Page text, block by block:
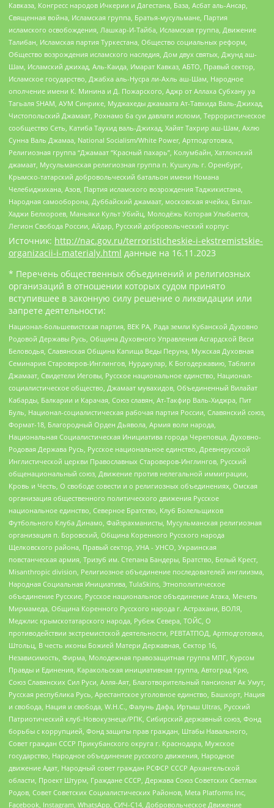
Кавказа, Конгресс народов Ичкерии и Дагестана, База, Асбат аль-Ансар,
Священная война, Исламская группа, Братья-мусульмане, Партия
исламского освобождения, Лашкар-И-Тайба, Исламская группа, Движение
Талибан, Исламская партия Туркестана, Общество социальных реформ,
Общество возрождения исламского наследия, Дом двух святых, Джунд аш-
Шам, Исламский джихад, Аль-Каида, Имарат Кавказ, АБТО, Правый сектор,
Исламское государство, Джабха аль-Нусра ли-Ахль аш-Шам, Народное
ополчение имени К. Минина и Д. Пожарского, Аджр от Аллаха Субхану уа
Тагьаля SHAM, АУМ Синрике, Муджахеды джамаата Ат-Тавхида Валь-Джихад,
Чистопольский Джамаат, Рохнамо ба суи давлати исломи, Террористическое
сообщество Сеть, Катиба Таухид валь-Джихад, Хайят Тахрир аш-Шам, Ахлю
Сунна Валь Джамаа, National Socialism/White Power, Артподготовка,
Религиозная группа “Джамаат “Красный пахарь”, Колумбайн, Хатлонский
джамаат, Мусульманская религиозная группа п. Кушкуль г. Оренбург,
Крымско-татарский добровольческий батальон имени Номана
Челебиджихана, Азов, Партия исламского возрождения Таджикистана,
Народная самооборона, Дуббайский джамаат, московская ячейка, Батал-
Хаджи Белхороев, Маньяки Культ Убийц, Молодёжь Которая Улыбается,
Легион Свобода России, Айдар, Русский добровольческий корпус
Источник: http://nac.gov.ru/terroristicheskie-i-ekstremistskie-
organizacii-i-materialy.html данные на 16.11.2023
* Перечень общественных объединений и религиозных
организаций в отношении которых судом принято
вступившее в законную силу решение о ликвидации или
запрете деятельности:
Национал-большевистская партия, ВЕК РА, Рада земли Кубанской Духовно
Родовой Державы Русь, Община Духовного Управления Асгардской Веси
Беловодья, Славянская Община Капища Веды Перуна, Мужская Духовная
Семинария Староверов-Инглингов, Нурджулар, К Богодержавию, Таблиги
Джамаат, Свидетели Иеговы, Русское национальное единство, Национал-
социалистическое общество, Джамаат мувахидов, Объединенный Вилайат
Кабарды, Балкарии и Карачая, Союз славян, Ат-Такфир Валь-Хиджра, Пит
Буль, Национал-социалистическая рабочая партия России, Славянский союз,
Формат-18, Благородный Орден Дьявола, Армия воли народа,
Национальная Социалистическая Инициатива города Череповца, Духовно-
Родовая Держава Русь, Русское национальное единство, Древнерусской
Инглистической церкви Православных Староверов-Инглингов, Русский
общенациональный союз, Движение против нелегальной иммиграции,
Кровь и Честь, О свободе совести и о религиозных объединениях, Омская
организация общественного политического движения Русское
национальное единство, Северное Братство, Клуб Болельщиков
Футбольного Клуба Динамо, Файзрахманисты, Мусульманская религиозная
организация п. Боровский, Община Коренного Русского народа
Щелковского района, Правый сектор, УНА - УНСО, Украинская
повстанческая армия, Тризуб им. Степана Бандеры, Братство, Белый Крест,
Misanthropic division, Религиозное объединение последователей инглиизма,
Народная Социальная Инициатива, TulaSkins, Этнополитическое
объединение Русские, Русское национальное объединение Атака, Мечеть
Мирмамеда, Община Коренного Русского народа г. Астрахани, ВОЛЯ,
Меджлис крымскотатарского народа, Рубеж Севера, ТОЙС, О
противодействии экстремистской деятельности, РЕВТАТПОД, Артподготовка,
Штольц, В честь иконы Божией Матери Державная, Сектор 16,
Независимость, Фирма, Молодежная правозащитная группа МПГ, Курсом
Правды и Единения, Каракольская инициативная группа, Автоград Крю,
Союз Славянских Сил Руси, Алля-Аят, Благотворительный пансионат Ак Умут,
Русская республика Русь, Арестантское уголовное единство, Башкорт, Нация
и свобода, Нация и свобода, W.H.С., Фалунь Дафа, Иртыш Ultras, Русский
Патриотический клуб-Новокузнецк/РПК, Сибирский державный союз, Фонд
борьбы с коррупцией, Фонд защиты прав граждан, Штабы Навального,
Совет граждан СССР Прикубанского округа г. Краснодара, Мужское
государство, Народное объединение русского движения, Народное
движение Адат, Народный совет граждан РСФСР СССР Архангельской
области, Проект Штурм, Граждане СССР, Держава Союз Советских Светлых
Родов, Совет Советских Социалистических Районов, Meta Platforms Inc,
Facebook, Instagram, WhatsApp, СИЧ-С14, Добровольческое Движение